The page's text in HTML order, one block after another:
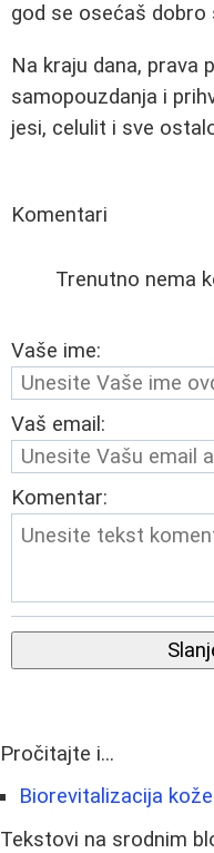
god se osećaš dobro
Na kraju dana, prava
samopouzdanja i
jesi, celulit i sve
Komentari
Trenutno nema
Vaše ime:
Vaš email:
Komentar:
Pročitajte i...
Biorevitalizacija
Tekstovi na srodnim